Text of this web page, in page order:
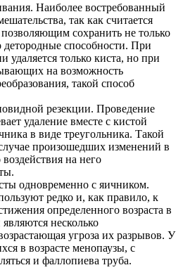
Наиболее востребованный
так как считается
сохранить не только
детородные способности. При
удаляется только киста, но при
на возможность
такой способ
резекции. Проведение
удаление вместе с кистой
в виде треугольника. Такой
произошедших изменений в
воздействия на него
одновременно с яичником.
редко и, как правило, к
определенного возраста в
несколько
угроза их разрывов. У
в возрасте менопаузы, с
и фаллопиева труба.